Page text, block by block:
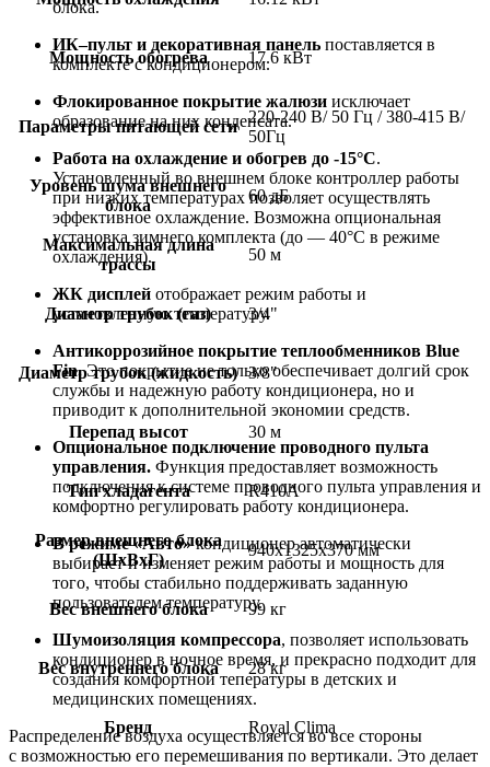
блока.
ИК–пульт и декоративная панель поставляется в
комплекте с кондиционером.
Флокированное покрытие жалюзи исключает
образование на них конденсата.
Работа на охлаждение и обогрев до -15°С.
Установленный во внешнем блоке контроллер работы
при низких температурах позволяет осуществлять
эффективное охлаждение. Возможна опциональная
установка зимнего комплекта (до — 40°С в режиме
охлаждения).
ЖК дисплей отображает режим работы и
установленную температуру.
Антикоррозийное покрытие теплообменников Blue
Fin.Это покрытие не только обеспечивает долгий срок
службы и надежную работу кондиционера, но и
приводит к дополнительной экономии средств.
Опциональное подключение проводного пульта
управления. Функция предоставляет возможность
подключения к системе проводного пульта управления и
комфортно регулировать работу кондиционера.
В режиме «Авто»кондиционер автоматически
выбирает и изменяет режим работы и мощность для
того, чтобы стабильно поддерживать заданную
пользователем температуру.
Шумоизоляция компрессора, позволяет использовать
кондиционер в ночное время, и прекрасно подходит для
создания комфортной тепературы в детских и
медицинских помещениях.
Распределение воздуха осуществляется во все стороны
с возможностью его перемешивания по вертикали. Это делает
Мощность обогрева 17.6 кВт
Параметры питающей сети
220-240 В/ 50 Гц / 380-415 В/
50Гц
Уровень шума внешнего
блока
60 дБ
Максимальная длина
трассы
50 м
Диаметр трубок (газ) 3/4"
Диаметр трубок (жидкость) 3/8"
Перепад высот 30 м
Тип хладагента R410A
Размер внешнего блока
(ШxВxГ)
940x1325x370 мм
Вес внешнего блока 99 кг
Вес внутреннего блока 28 кг
Бренд Royal Clima